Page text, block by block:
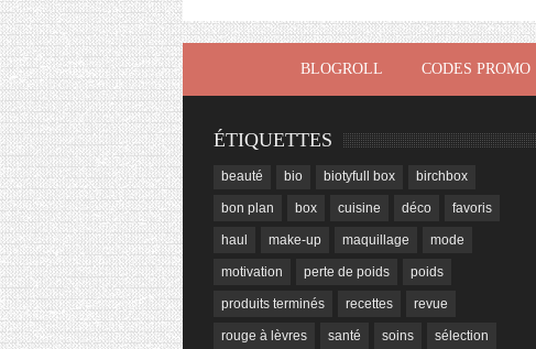
BLOGROLL CODES PROMO
ÉTIQUETTES
beauté bio biotyfull box birchbox
bon plan box cuisine déco favoris
haul make-up maquillage mode
motivation perte de poids poids
produits terminés recettes revue
rouge à lèvres santé soins sélection